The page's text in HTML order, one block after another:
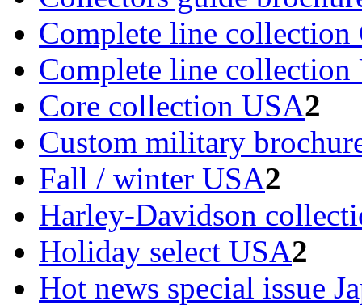
Complete line collection
Complete line collection
Core collection USA2
Custom military
Fall / winter USA2
Harley-Davidson
Holiday select USA2
Hot news special issue